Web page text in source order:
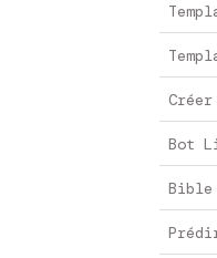
Bot
Bible